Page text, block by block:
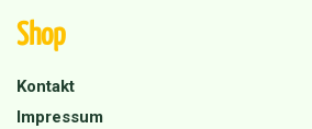
Shop
Kontakt
Impressum